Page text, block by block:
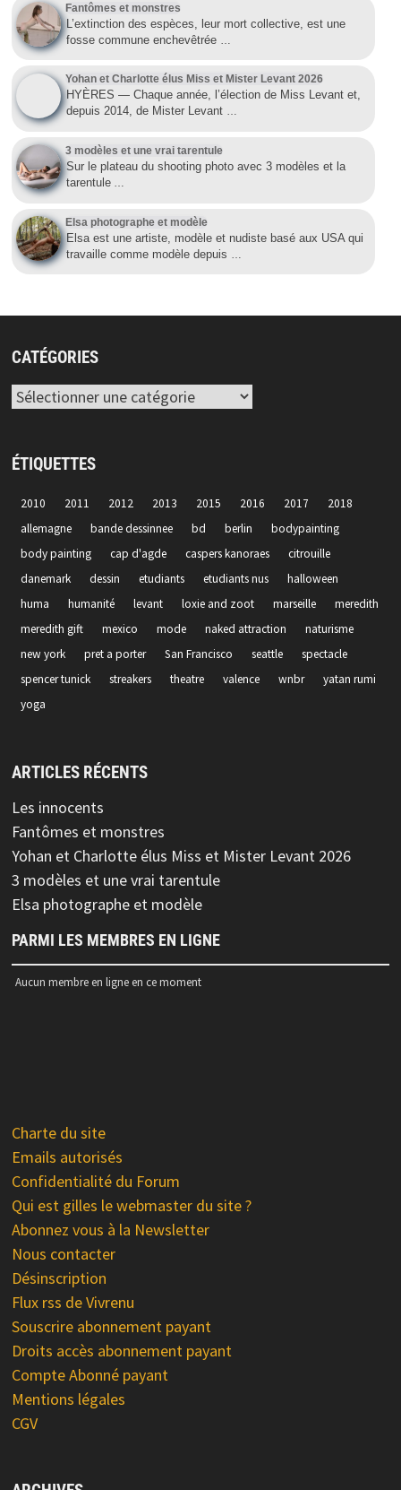
Fantômes et monstres
L’extinction des espèces, leur mort collective, est une
fosse commune enchevêtrée
Yohan et Charlotte élus Miss et Mister Levant 2026
HYÈRES — Chaque année, l’élection de Miss Levant et,
depuis 2014, de Mister Levant …
3 modèles et une vrai tarentule
Sur le plateau du shooting photo avec 3 modèles et la
tarentule…
Elsa photographe et modèle
Elsa est une artiste, modèle et nudiste basé aux USA qui
travaille comme modèle depuis
CATÉGORIES
Catégories
ÉTIQUETTES
2010 2011 2012 2013 2015 2016 2017
2018
allemagne
bande dessinnee bd berlin
bodypainting
body painting
cap d'agde caspers kanoraes
citrouille
danemark
dessin etudiants etudiants nus
halloween
huma
humanité levant loxie and zoot marseille
meredith
meredith gift
mexico mode naked attraction
naturisme
new york
pret a porter San Francisco seattle
spectacle
spencer tunick
streakers theatre valence wnbr
yatan rumi
yoga
ARTICLES RÉCENTS
Les innocents
Fantômes et monstres
Yohan et Charlotte élus Miss et Mister Levant 2026
3 modèles et une vrai tarentule
Elsa photographe et modèle
PARMI LES MEMBRES EN LIGNE
Aucun membre en ligne en ce moment
Charte du site
Emails autorisés
Confidentialité du Forum
Qui est gilles le webmaster du site ?
Abonnez vous à la Newsletter
Nous contacter
Désinscription
Flux rss de Vivrenu
Souscrire abonnement payant
Droits accès abonnement payant
Compte Abonné payant
Mentions légales
CGV